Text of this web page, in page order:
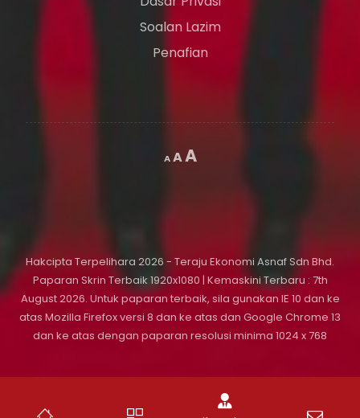
Soalan Lazim
Penafian
A AA
Hakcipta Terpelihara 2026 - Teraju Ekonomi Asnaf Sdn Bhd.
Paparan Skrin Terbaik 1920x1080 | Kemaskini Terbaru : 7th
August 2026. Untuk paparan terbaik, sila gunakan IE 10 dan ke
atas Mozilla Firefox versi 8 dan ke atas dan Google Chrome 13
dan ke atas dengan paparan resolusi minima 1024 x 768